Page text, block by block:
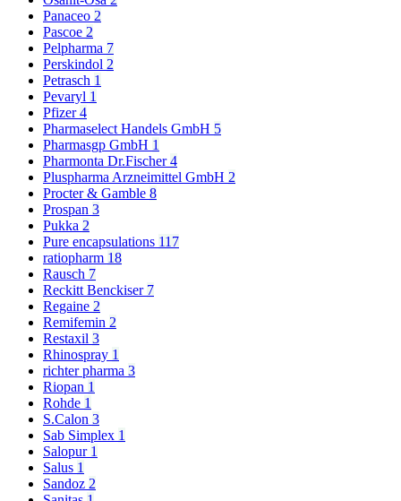
Panaceo 2
Pascoe 2
Pelpharma 7
Perskindol 2
Petrasch 1
Pevaryl 1
Pfizer4
Pharmaselect Handels GmbH 5
Pharmasgp GmbH 1
Pharmonta Dr.Fischer4
Pluspharma Arzneimittel GmbH 2
Procter & Gamble 8
Prospan 3
Pukka 2
Pure encapsulations 117
ratiopharm 18
Rausch 7
Reckitt Benckiser 7
Regaine 2
Remifemin 2
Restaxil 3
Rhinospray 1
richter pharma 3
Riopan 1
Rohde 1
S.Calon 3
Sab Simplex 1
Salopur 1
Salus 1
Sandoz 2